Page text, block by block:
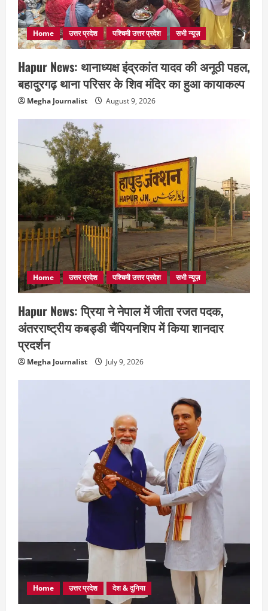
Home उत्तर प्रदेश पश्चिमी उत्तर प्रदेश सभी न्यूज़
Hapur News: थानाध्यक्ष इंद्रकांत यादव की अनूठी पहल,
बहादुरगढ़ थाना परिसर के शिव मंदिर का हुआ कायाकल्प
Megha Journalist August 9, 2026
Home उत्तर प्रदेश पश्चिमी उत्तर प्रदेश सभी न्यूज़
Hapur News: प्रिया ने नेपाल में जीता रजत पदक,
अंतरराष्ट्रीय कबड्डी चैंपियनशिप में किया शानदार
प्रदर्शन
Megha Journalist July 9, 2026
Home उत्तर प्रदेश देश & दुनिया